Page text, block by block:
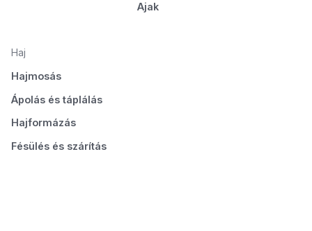
Ajak
Haj
Hajmosás
Ápolás és táplálás
Hajformázás
Fésülés és szárítás